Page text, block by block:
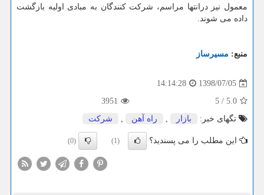
معمول نیز درانتها مراسم، شركت كنندگان به مبادی اولیه بازگشت
داده می شوند.
منبع: مسیرساز
1398/07/05
14:14:28
5.0
/
5
3951
تگهای خبر:
بازار , راه آهن , شركت
این مطلب را می پسندید؟ (1)
(0)